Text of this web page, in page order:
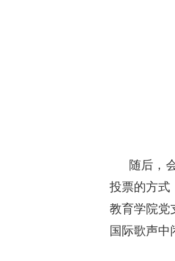
随后，
投票的方式
教育学院党
国际歌声中